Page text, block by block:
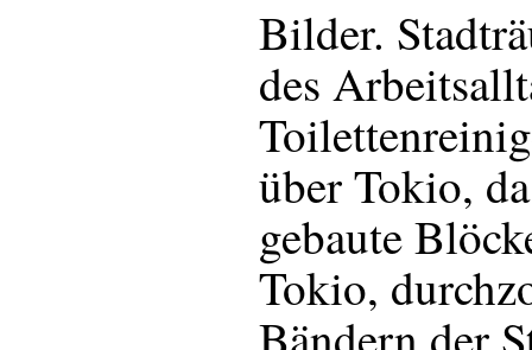
Bilder.
des
über Tokio,
gebaute
Tokio,